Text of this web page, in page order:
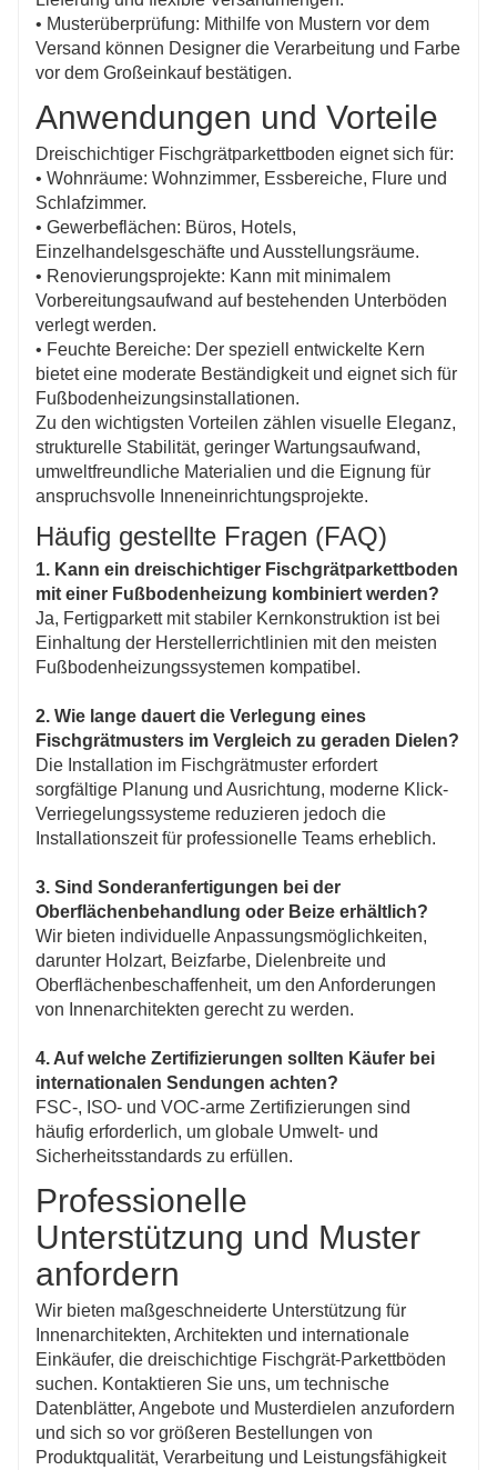
• Musterüberprüfung: Mithilfe von Mustern vor dem
Versand können Designer die Verarbeitung und Farbe
vor dem Großeinkauf bestätigen.
Anwendungen und Vorteile
Dreischichtiger Fischgrätparkettboden eignet sich für:
• Wohnräume: Wohnzimmer, Essbereiche, Flure und
Schlafzimmer.
• Gewerbeflächen: Büros, Hotels,
Einzelhandelsgeschäfte und Ausstellungsräume.
• Renovierungsprojekte: Kann mit minimalem
Vorbereitungsaufwand auf bestehenden Unterböden
verlegt werden.
• Feuchte Bereiche: Der speziell entwickelte Kern
bietet eine moderate Beständigkeit und eignet sich für
Fußbodenheizungsinstallationen.
Zu den wichtigsten Vorteilen zählen visuelle Eleganz,
strukturelle Stabilität, geringer Wartungsaufwand,
umweltfreundliche Materialien und die Eignung für
anspruchsvolle Inneneinrichtungsprojekte.
Häufig gestellte Fragen (FAQ)
1. Kann ein dreischichtiger Fischgrätparkettboden
mit einer Fußbodenheizung kombiniert werden?
Ja, Fertigparkett mit stabiler Kernkonstruktion ist bei
Einhaltung der Herstellerrichtlinien mit den meisten
Fußbodenheizungssystemen kompatibel.
2. Wie lange dauert die Verlegung eines
Fischgrätmusters im Vergleich zu geraden Dielen?
Die Installation im Fischgrätmuster erfordert
sorgfältige Planung und Ausrichtung, moderne Klick-
Verriegelungssysteme reduzieren jedoch die
Installationszeit für professionelle Teams erheblich.
3. Sind Sonderanfertigungen bei der
Oberflächenbehandlung oder Beize erhältlich?
Wir bieten individuelle Anpassungsmöglichkeiten,
darunter Holzart, Beizfarbe, Dielenbreite und
Oberflächenbeschaffenheit, um den Anforderungen
von Innenarchitekten gerecht zu werden.
4. Auf welche Zertifizierungen sollten Käufer bei
internationalen Sendungen achten?
FSC-, ISO- und VOC-arme Zertifizierungen sind
häufig erforderlich, um globale Umwelt- und
Sicherheitsstandards zu erfüllen.
Professionelle
Unterstützung und Muster
anfordern
Wir bieten maßgeschneiderte Unterstützung für
Innenarchitekten, Architekten und internationale
Einkäufer, die dreischichtige Fischgrät-Parkettböden
suchen. Kontaktieren Sie uns, um technische
Datenblätter, Angebote und Musterdielen anzufordern
und sich so vor größeren Bestellungen von
Produktqualität, Verarbeitung und Leistungsfähigkeit